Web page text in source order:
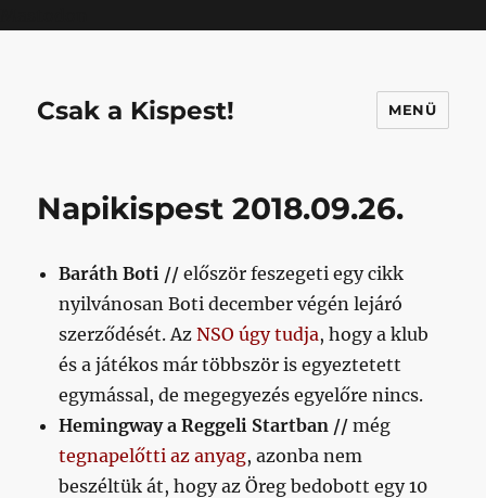
Csak a Kispest! MENÜ
Napikispest 2018.09.26.
Baráth Boti //először feszegeti egy cikk
nyilvánosan Boti december végén lejáró
szerződését. AzNSO úgy tudja, hogy a klub
és a játékos már többször is egyeztetett
egymással, de megegyezés egyelőre nincs.
Hemingway a Reggeli Startban //még
tegnapelőtti az anyag, azonba nem
beszéltük át, hogy az Öreg bedobott egy 10